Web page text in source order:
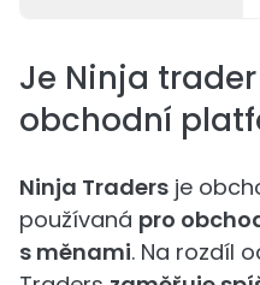
Je Ninja
obchodní
Ninja Traders je
používaná pro
s měnami. Na rozdíl